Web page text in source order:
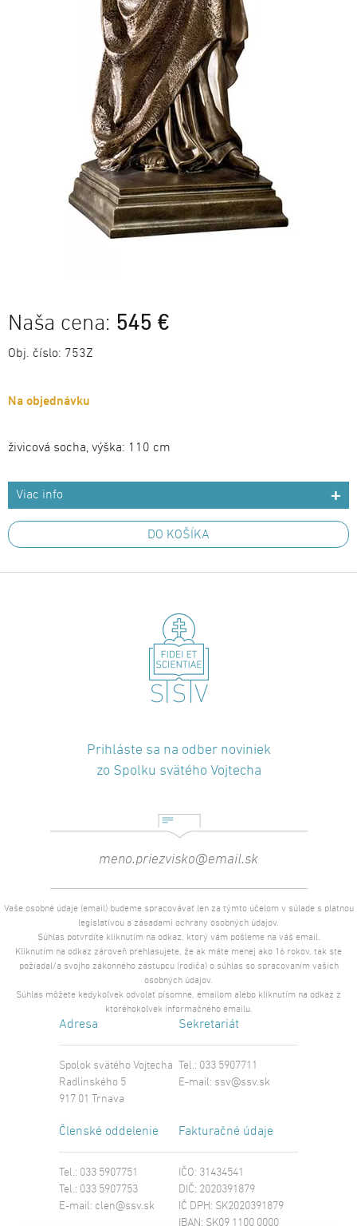
Naša cena: 545 €
Obj. číslo: 753Z
Na objednávku
živicová socha, výška: 110 cm
Viac info
DO KOŠÍKA
Prihláste sa na odber noviniek
zo Spolku svätého Vojtecha
Vaše osobné údaje (email) budeme spracovávať len za týmto účelom v súlade s platnou
legislatívou a zásadami ochrany osobných údajov.
Súhlas potvrdíte kliknutím na odkaz, ktorý vám pošleme na váš email.
Kliknutím na odkaz zároveň prehlasujete, že ak máte menej ako 16 rokov, tak ste
požiadal/a svojho zákonného zástupcu (rodiča) o súhlas so spracovaním vašich
osobných údajov.
Súhlas môžete kedykoľvek odvolať písomne, emailom alebo kliknutím na odkaz z
ktoréhokoľvek informačného emailu.
Adresa
Spolok svätého Vojtecha
Radlinského 5
917 01 Trnava
Sekretariát
Tel.: 033 5907711
E-mail: ssv@ssv.sk
Členské oddelenie
Tel.: 033 5907751
Tel.: 033 5907753
E-mail: clen@ssv.sk
Fakturačné údaje
IČO: 31434541
DIČ: 2020391879
IČ DPH: SK2020391879
IBAN: SK09 1100 0000